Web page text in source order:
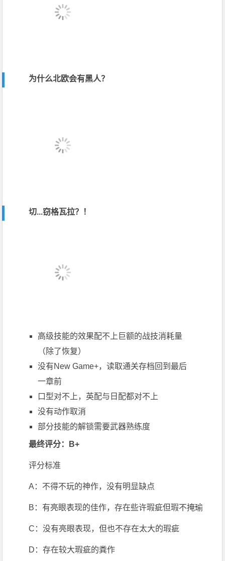
为什么北欧会有黑人？
切...窃格瓦拉？！
高级技能的效果配不上巨额的战技消耗量
（除了恢复）
没有New Game+，读取通关存档回到最后
一章前
口型对不上，英配与日配都对不上
没有动作取消
部分技能的解锁需要武器熟练度
最终评分：B+
评分标准
A：不得不玩的神作，没有明显缺点
B：有亮眼表现的佳作，存在些许瑕疵但瑕不掩瑜
C：没有亮眼表现，但也不存在太大的瑕疵
D：存在较大瑕疵的粪作